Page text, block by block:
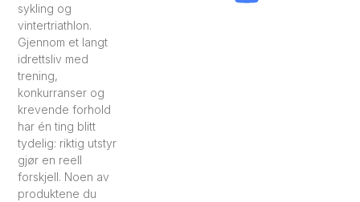
sykling og
vintertriathlon.
Gjennom et langt
idrettsliv med
trening,
konkurranser og
krevende forhold
har én ting blitt
tydelig: riktig utstyr
gjør en reell
forskjell. Noen av
produktene du